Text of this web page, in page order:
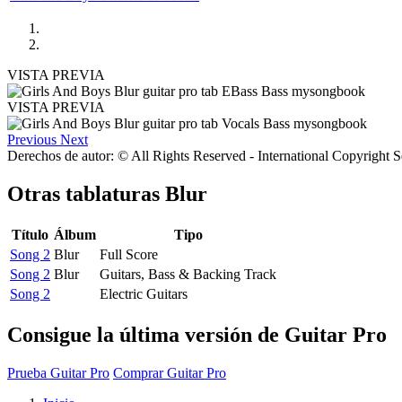
VISTA PREVIA
VISTA PREVIA
Previous Next
Derechos de autor: © All Rights Reserved - International Copyright
Otras tablaturas Blur
Título Álbum
Tipo
Song 2 Blur
Full Score
Song 2 Blur
Guitars, Bass & Backing Track
Song 2
Electric Guitars
Consigue la última versión de Guitar Pro
Prueba Guitar Pro Comprar Guitar Pro